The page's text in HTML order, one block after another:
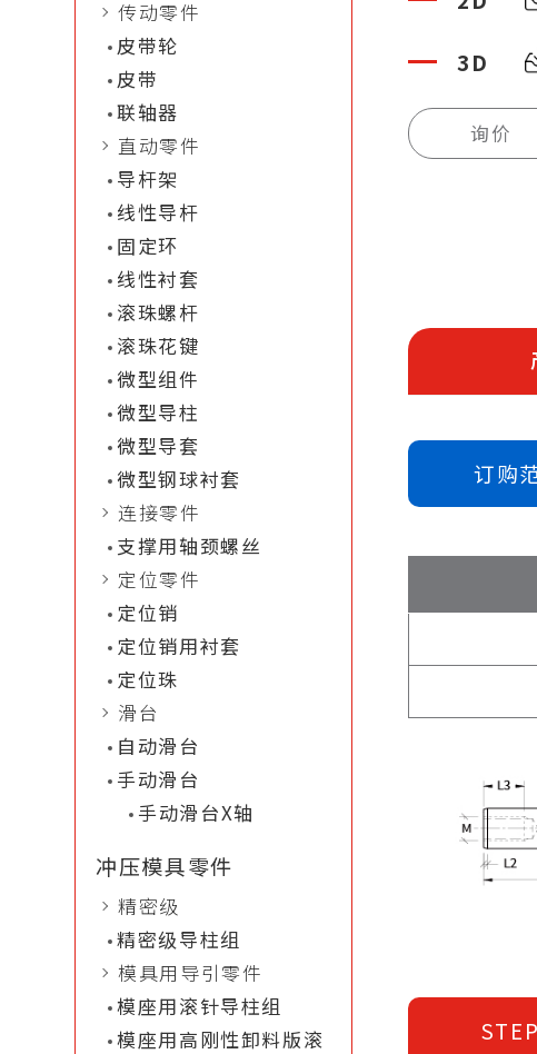
传动零件
皮带轮
皮带
联轴器
直动零件
导杆架
线性导杆
固定环
线性衬套
滚珠螺杆
滚珠花键
微型组件
微型导柱
微型导套
微型钢球衬套
连接零件
支撑用轴颈螺丝
定位零件
定位销
定位销用衬套
定位珠
滑台
自动滑台
手动滑台
手动滑台X轴
冲压模具零件
精密级
精密级导柱组
模具用导引零件
模座用滚针导柱组
模座用高刚性卸料版滚
3D
询价
订购